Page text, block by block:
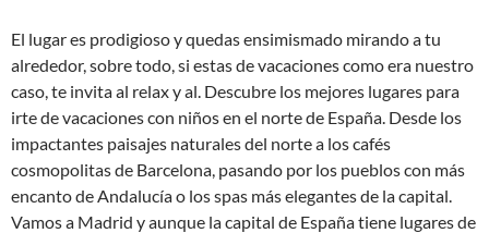
El lugar es prodigioso y quedas ensimismado mirando a tu
alrededor, sobre todo, si estas de vacaciones como era nuestro
caso, te invita al relax y al. Descubre los mejores lugares para
irte de vacaciones con niños en el norte de España. Desde los
impactantes paisajes naturales del norte a los cafés
cosmopolitas de Barcelona, pasando por los pueblos con más
encanto de Andalucía o los spas más elegantes de la capital.
Vamos a Madrid y aunque la capital de España tiene lugares de